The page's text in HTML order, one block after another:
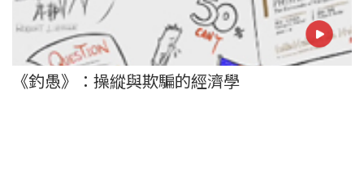
《釣愚》：操縱與欺騙的經濟學